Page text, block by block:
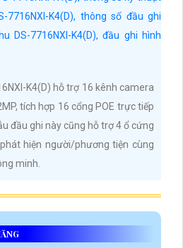
K4(D) hỗ trợ 16 kênh camera
tích hợp 16 cổng POE trực tiếp
đầu ghi này cũng hỗ trợ 4 ổ cứng
hiện người/phương tiện cùng
minh.